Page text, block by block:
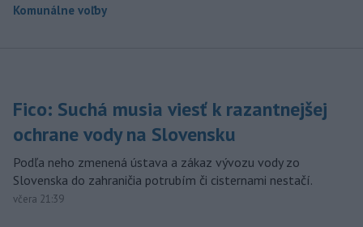
Komunálne voľby
Fico: Suchá musia viesť k razantnejšej
ochrane vody na Slovensku
Podľa neho zmenená ústava a zákaz vývozu vody zo
Slovenska do zahraničia potrubím či cisternami nestačí.
včera 21:39